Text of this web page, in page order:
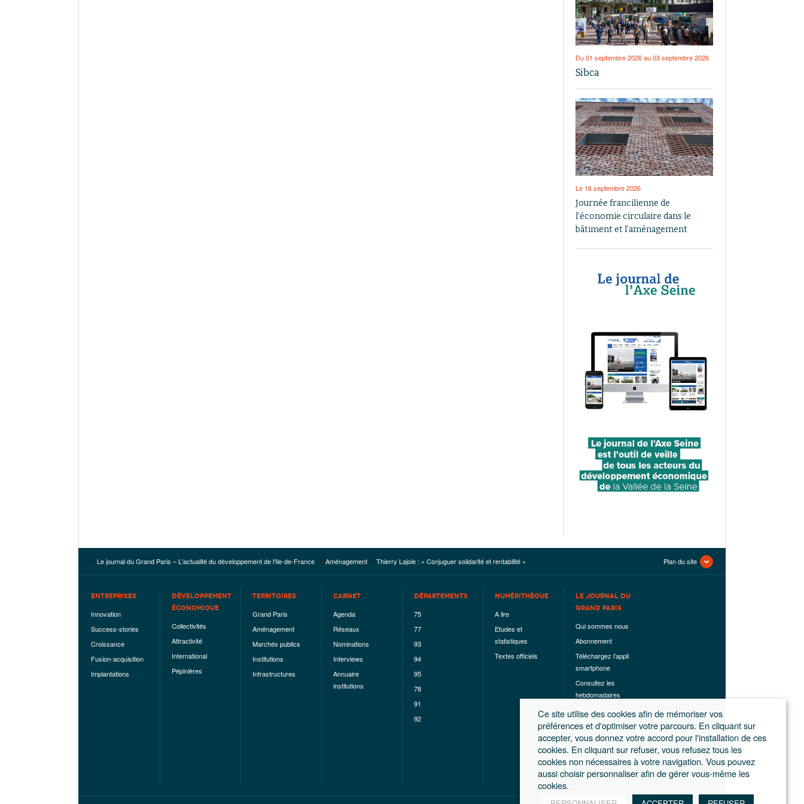
Du 01 septembre 2026 au 03 septembre 2026
Sibca
Le 16 septembre 2026
Journée francilienne de
l’économie circulaire dans le
bâtiment et l’aménagement
Le journal du Grand Paris – L'actualité du développement de l'Ile-de-France Aménagement Thierry Lajoie : « Conjuguer solidarité et rentabilité » Plan du site
ENTREPRISES
Innovation
Success-stories
Croissance
Fusion-acquisition
Implantations
DÉVELOPPEMENT
ÉCONOMIQUE
Collectivités
Attractivité
International
Pépinières
TERRITOIRES
Grand Paris
Aménagement
Marchés publics
Institutions
Infrastructures
CARNET
Agenda
Réseaux
Nominations
Interviews
Annuaire
institutions
DÉPARTEMENTS
75
77
93
94
95
78
91
92
NUMÉRITHÈQUE
A lire
Etudes et
statistiques
Textes officiels
LE JOURNAL DU
GRAND PARIS
Qui sommes nous
Abonnement
Téléchargez l’appli
smartphone
Consultez les
hebdomadaires
Les hors-séries
Mentions légales
Conditions
générales de
ventes
Ce site utilise des cookies afin de mémoriser vos
préférences et d'optimiser votre parcours. En cliquant sur
accepter, vous donnez votre accord pour l'installation de ces
cookies. En cliquant sur refuser, vous refusez tous les
cookies non nécessaires à votre navigation. Vous pouvez
aussi choisir personnaliser afin de gérer vous-même les
cookies.